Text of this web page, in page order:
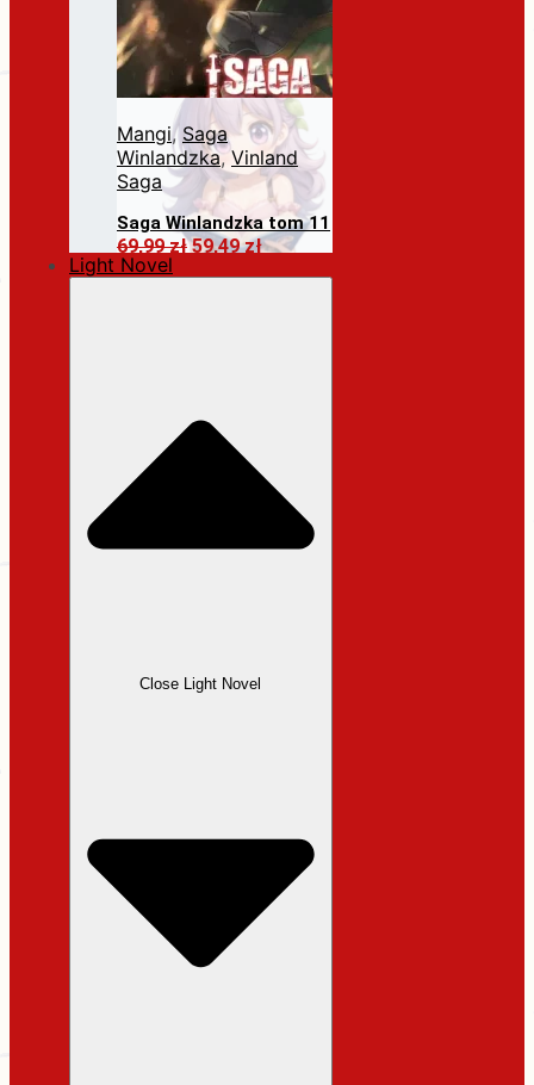
Mangi, Saga
Winlandzka, Vinland
Saga
Saga Winlandzka tom 11
69,99złPierwotna
59,49złAktualna
Dodaj do koszyka
Light Novel
Close Light Novel